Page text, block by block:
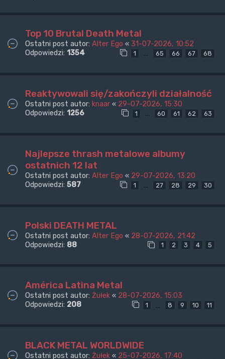
Top 10 Brutal Death Metal
Ostatni post autor: Alter Ego « 31-07-2026, 10:52
Odpowiedzi: 1354 1 … 65 66 67 68
Reaktywowali się/zakończyli działalność
Ostatni post autor: knaar « 29-07-2026, 15:30
Odpowiedzi: 1256 1 … 60 61 62 63
Najlepsze thrash metalowe albumy
ostatnich 12 lat
Ostatni post autor: Alter Ego « 29-07-2026, 13:20
Odpowiedzi: 587 1 … 27 28 29 30
Polski DEATH METAL
Ostatni post autor: Alter Ego « 28-07-2026, 21:42
Odpowiedzi: 88 1 2 3 4 5
América Latina Metal
Ostatni post autor: Żułek « 28-07-2026, 15:03
Odpowiedzi: 208 1 … 8 9 10 11
BLACK METAL WORLDWIDE
Ostatni post autor: Żułek « 25-07-2026, 17:40